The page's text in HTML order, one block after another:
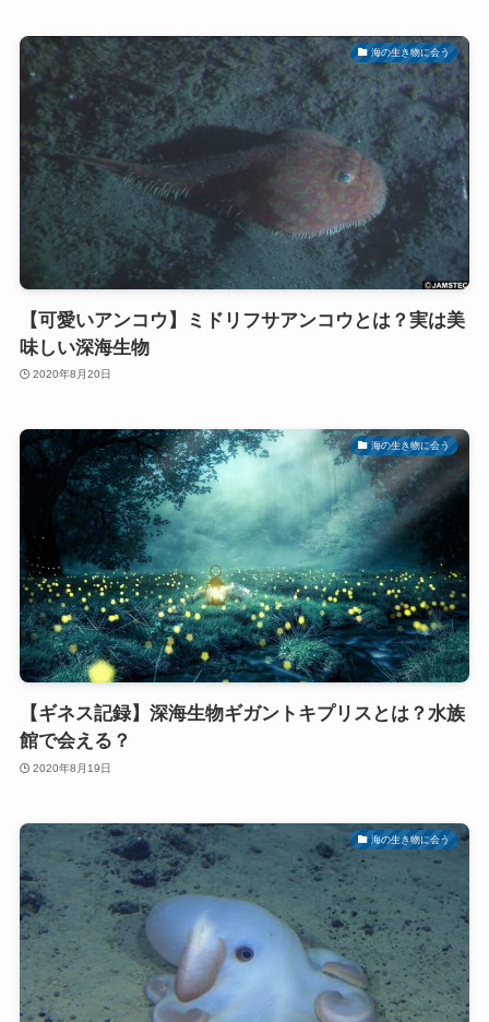
海の生き物に会う
【可愛いアンコウ】ミドリフサアンコウとは？実は美
味しい深海生物
2020年8月20日
海の生き物に会う
【ギネス記録】深海生物ギガントキプリスとは？水族
館で会える？
2020年8月19日
海の生き物に会う